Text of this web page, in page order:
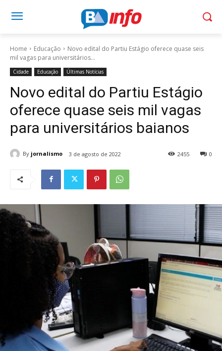
Home Educação
Novo edital do Partiu Estágio oferece quase seis
mil vagas para universitários...
Cidade Educação Últimas Notícias
Novo edital do Partiu Estágio
oferece quase seis mil vagas
para universitários baianos
By jornalismo 3 de agosto de 2022 0
2455